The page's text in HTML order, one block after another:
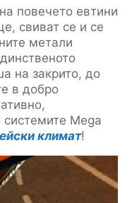
повечето евтини
свиват се и се
метали
на закрито, до
в добро
Mega
климат!